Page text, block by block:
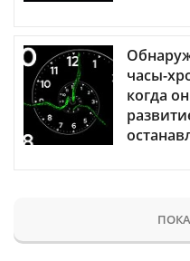
часы-
когда